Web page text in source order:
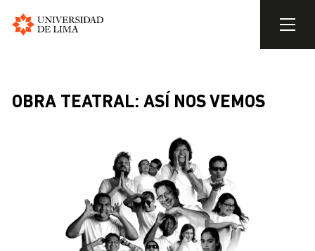
contenido
OBRA TEATRAL: ASÍ NOS VEMOS